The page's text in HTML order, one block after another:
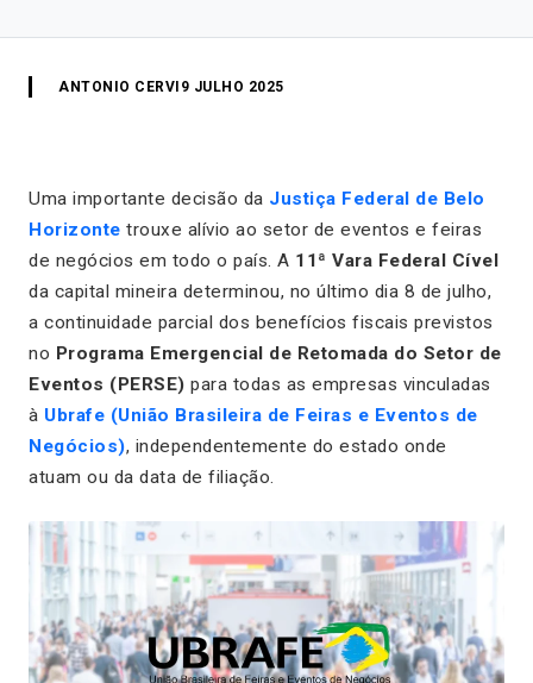
ANTONIO CERVI 9 JULHO 2025
Uma importante decisão da Justiça Federal de Belo
Horizonte trouxe alívio ao setor de eventos e feiras
de negócios em todo o país. A 11ª Vara Federal Cível
da capital mineira determinou, no último dia 8 de julho,
a continuidade parcial dos benefícios fiscais previstos
no Programa Emergencial de Retomada do Setor de
Eventos (PERSE) para todas as empresas vinculadas
à Ubrafe (União Brasileira de Feiras e Eventos de
Negócios), independentemente do estado onde
atuam ou da data de filiação.